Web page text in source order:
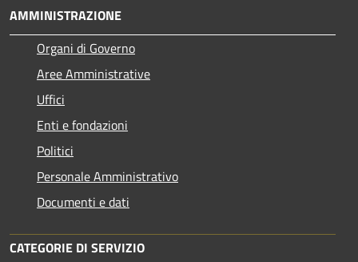
AMMINISTRAZIONE
Organi di Governo
Aree Amministrative
Uffici
Enti e fondazioni
Politici
Personale Amministrativo
Documenti e dati
CATEGORIE DI SERVIZIO